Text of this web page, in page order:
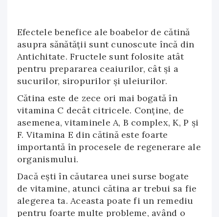
Efectele benefice ale boabelor de cătină
asupra sănătății sunt cunoscute încă din
Antichitate. Fructele sunt folosite atât
pentru prepararea ceaiurilor, cât și a
sucurilor, siropurilor și uleiurilor.
Cătina este de zece ori mai bogată în
vitamina C decât citricele. Conține, de
asemenea, vitaminele A, B complex, K, P și
F. Vitamina E din cătină este foarte
importantă în procesele de regenerare ale
organismului.
Dacă eşti în căutarea unei surse bogate
de vitamine, atunci cătina ar trebui sa fie
alegerea ta. Aceasta poate fi un remediu
pentru foarte multe probleme, având o